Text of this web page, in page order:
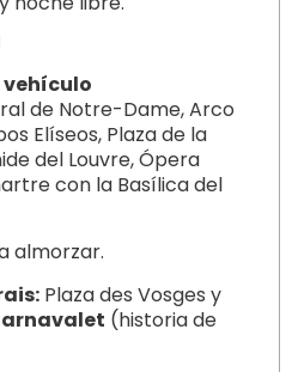
de Notre-Dame, Arco
Elíseos, Plaza de la
del Louvre, Ópera
con la Basílica del
almorzar.
Plaza des Vosges y
(historia de